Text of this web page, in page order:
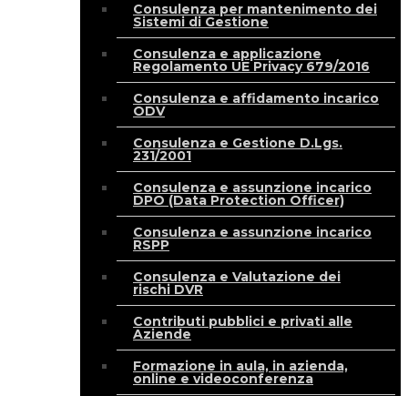
Consulenza per mantenimento dei
Sistemi di Gestione
Consulenza e applicazione
Regolamento UE Privacy 679/2016
Consulenza e affidamento incarico
ODV
Consulenza e Gestione D.Lgs.
231/2001
Consulenza e assunzione incarico
DPO (Data Protection Officer)
Consulenza e assunzione incarico
RSPP
Consulenza e Valutazione dei
rischi DVR
Contributi pubblici e privati alle
Aziende
Formazione in aula, in azienda,
online e videoconferenza